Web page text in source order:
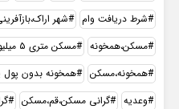
شرط دریافت وام
شهر
مسکن،همخونه
مسکن متری ۵ میلیون
همخونه،مسکن
همخونه بدون
وعدیه
گرانی مسکن،قم،مسکن